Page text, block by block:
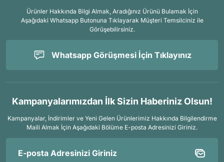
Ürünler Hakkında Bilgi Almak, Aradığınız Ürünü Bulamak İçin
Aşağıdaki Whatsapp Butonuna Tıklayarak Müşteri Temsilciniz ile
Görüşebilirsiniz.
Whatsapp Görüşmesi İçin Tıklayınız
Kampanyalarımızdan İlk Sizin Haberiniz Olsun!
Kampanyalar, İndirimler ve Yeni Gelen Ürünlerimiz Hakkında Bilgilendirme
Maili Almak İçin Aşağıdaki Bölüme E-posta Adresinizi Giriniz.